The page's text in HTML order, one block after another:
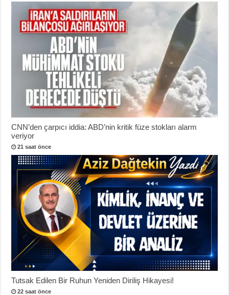
CNN’den çarpıcı iddia: ABD’nin kritik füze stokları alarm
veriyor
21 saat önce
Tutsak Edilen Bir Ruhun Yeniden Diriliş Hikayesi!
22 saat önce